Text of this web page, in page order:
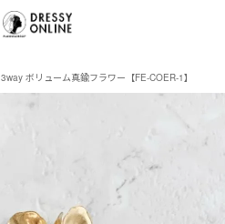
3way ボリューム真鍮フラワー【FE-COER-1】